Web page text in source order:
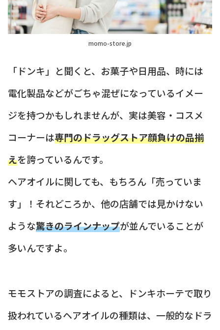
momo-store.jp
「ドンキ」と聞くと、お菓子や日用品、時には
電化製品などがごちゃ混ぜになっているイメー
ジを持つかもしれませんが、実は美容・コスメ
コーナーは専門のドラッグストア顔負けの品揃
えを誇っているんです。
ヘアオイルに関しても、もちろん「売っていま
す」！それどころか、他の店舗では見かけない
ような驚きのラインナップが並んでいることが
多いんですよ。
モモストアの調査によると、ドンキホーテで取り
扱われているヘアオイルの種類は、一般的なドラ